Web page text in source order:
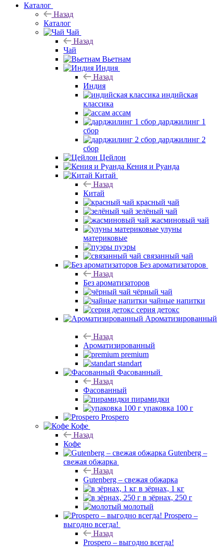
Каталог
Назад
Каталог
Чай
Назад
Чай
Вьетнам
Индия
Назад
Индия
индийская
классика
ассам
дарджилинг 1
сбор
дарджилинг 2
сбор
Цейлон
Кения и Руанда
Китай
Назад
Китай
красный чай
зелёный чай
жасминовый чай
улуны
материковые
пуэры
связанный чай
Без ароматизаторов
Назад
Без ароматизаторов
чёрный чай
чайные напитки
серия детокс
Ароматизированный
Назад
Ароматизированный
premium
standart
Фасованный
Назад
Фасованный
пирамидки
упаковка 100 г
Prospero
Кофе
Назад
Кофе
Gutenberg –
свежая обжарка
Назад
Gutenberg – свежая обжарка
в зёрнах, 1 кг
в зёрнах, 250 г
молотый
Prospero –
выгодно всегда!
Назад
Prospero – выгодно всегда!